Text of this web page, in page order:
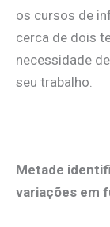
os cursos de
cerca de dois
necessidade
seu trabalho.
Metade
variações em